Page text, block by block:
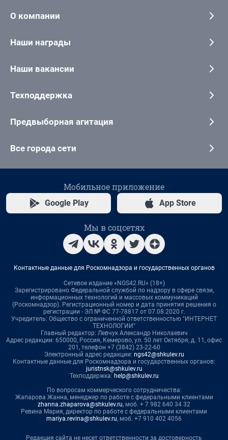
О компании
Наши награды
Наши вакансии
Техподдержка
Предвыборная агитация
Все города сети
Мобильное приложение
Google Play App Store
Мы в соцсетях
Контактные данные для Роскомнадзора и государственных органов
Сетевое издание «NGS42.RU» (18+)
Зарегистрировано Федеральной службой по надзору в сфере связи,
информационных технологий и массовых коммуникаций
(Роскомнадзор). Регистрационный номер и дата принятия решения о
регистрации - ЭЛ № ФС 77-78817 от 07.08.2020 г.
Учредитель: Общество с ограниченной ответственностью "ИНТЕРНЕТ
ТЕХНОЛОГИИ"
Главный редактор: Левчук Александр Николаевич
Адрес редакции: 650000, Россия, Кемерово, ул. 50 лет Октября, д. 11, офис
201, телефон +7 (3842) 23-22-60
Электронный адрес редакции: ngs42@shkulev.ru
Контактные данные для Роскомнадзора и государственных органов:
juristnsk@shkulev.ru
Техподдержка: help@shkulev.ru
По вопросам коммерческого сотрудничества:
Жапарова Жанна, менеджер по работе с федеральными клиентами
zhanna.zhaparova@shkulev.ru, моб. + 7 982 640 34 32
Ревина Мария, директор по работе с федеральными клиентами
mariya.revina@shkulev.ru, моб. +7 910 402 4056
Редакция сайта не несет ответственности за достоверность